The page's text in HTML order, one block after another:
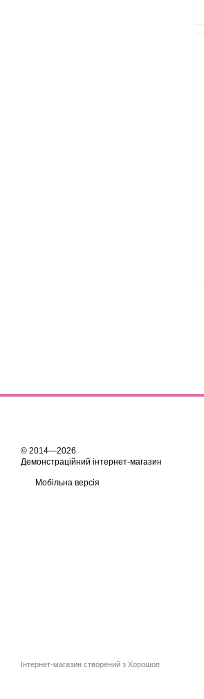
© 2014—2026
Демонстраційний інтернет-магазин
Мобільна версія
Інтернет-магазин створений з Хорошоп